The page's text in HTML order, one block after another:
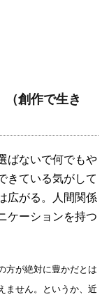
創作で生き
ばないで何でもや
きている気がして
広がる。人間関係
ケーションを持つ
方が絶対に豊かだとは
ません。というか、近